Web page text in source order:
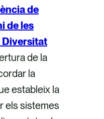
de
de les
Diversitat
de la
la
estableix la
els sistemes